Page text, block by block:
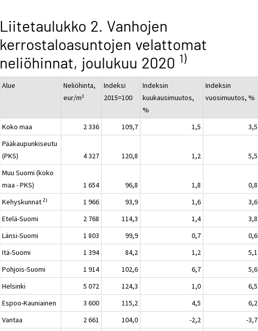
Liitetaulukko 2. Vanhojen
kerrostaloasuntojen velattomat
neliöhinnat, joulukuu 2020 1)
Alue
Neliöhinta,
eur/m²
Indeksi
2015=100
Indeksin
kuukausimuutos,
%
Indeksin
vuosimuutos, %
Koko maa 2 336 109,7 1,5
3,5
Pääkaupunkiseutu
(PKS)
4 327 120,8 1,2
5,5
Muu Suomi (koko
maa - PKS)
1 654 96,8 1,8
0,8
Kehyskunnat2) 1 966 93,9 1,6
3,6
Etelä-Suomi
2 768 114,3 1,4
3,8
Länsi-Suomi
1 803 99,9 0,7
0,6
Itä-Suomi
1 394 84,2 1,2
5,1
Pohjois-Suomi
1 914 102,6 6,7
5,6
Helsinki
5 072 124,3 1,0
6,5
Espoo-Kauniainen
3 600 115,2 4,5
6,2
Vantaa
2 661 104,0 -2,2
-3,7